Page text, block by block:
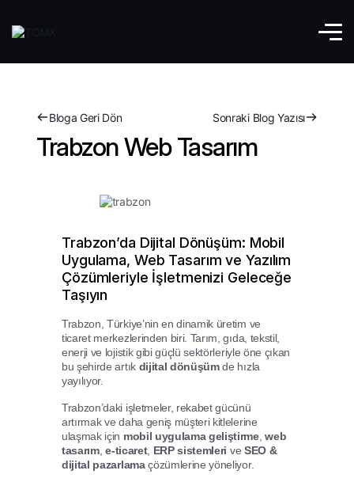
Bloga Geri Dön Sonraki Blog Yazısı
Trabzon Web Tasarım
Trabzon’da Dijital Dönüşüm: Mobil
Uygulama, Web Tasarım ve Yazılım
Çözümleriyle İşletmenizi Geleceğe
Taşıyın
Trabzon, Türkiye’nin en dinamik üretim ve
ticaret merkezlerinden biri. Tarım, gıda, tekstil,
enerji ve lojistik gibi güçlü sektörleriyle öne çıkan
bu şehirde artık dijital dönüşümde hızla
yayılıyor.
Trabzon’daki işletmeler, rekabet gücünü
artırmak ve daha geniş müşteri kitlelerine
ulaşmak için mobil uygulama geliştirme,web
tasarım,e-ticaret, ERP sistemleri ve SEO &
dijital pazarlamaçözümlerine yöneliyor.